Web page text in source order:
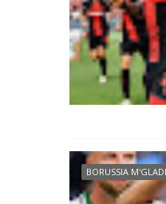
BORUSSIA